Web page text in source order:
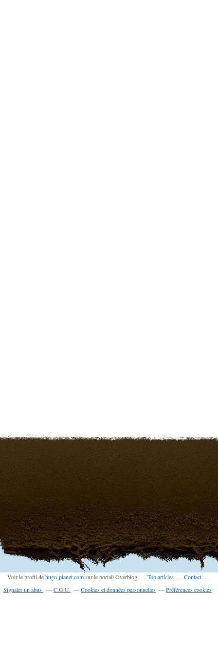
Voir le profil dehugo-planet.comsur le portail Overblog Top articles
Contact
Signaler un abus
C.G.U. Cookies et données personnelles Préférences cookies